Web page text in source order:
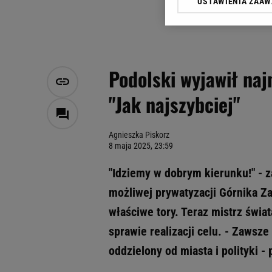
Podolski wyjawił
"Jak najszybciej"
Agnieszka Piskorz
8 maja 2025, 23:59
"Idziemy w dobrym kierunku!" -
możliwej prywatyzacji Górnika
właściwe tory. Teraz mistrz
sprawie realizacji celu. -
oddzielony od miasta i polityki -
Klikając „Akceptuję”
Zaufanych Partnerów i
My, nasi Zaufani
Przechowywanie